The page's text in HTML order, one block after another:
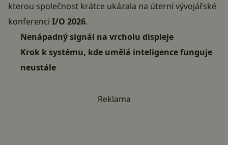
kterou společnost krátce ukázala na úterní vývojářské
konferenci I/O 2026.
Nenápadný signál na vrcholu displeje
Krok k systému, kde umělá inteligence funguje
neustále
Reklama